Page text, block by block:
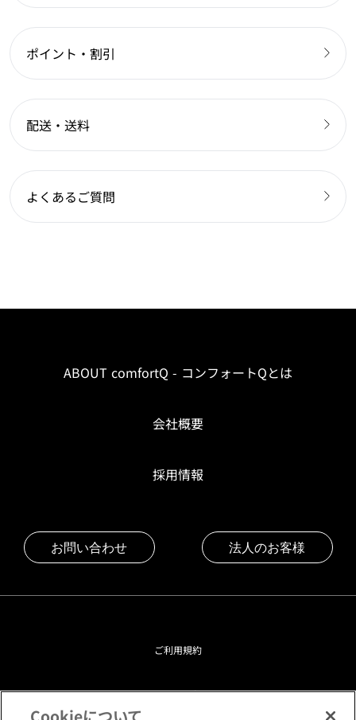
ポイント・割引
配送・送料
よくあるご質問
ABOUT comfortQ - コンフォートQとは
会社概要
採用情報
お問い合わせ 法人のお客様
ご利用規約
プライバシーポリシー